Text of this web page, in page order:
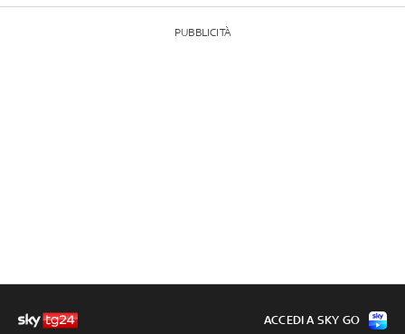
PUBBLICITÀ
ACCEDI A SKY GO